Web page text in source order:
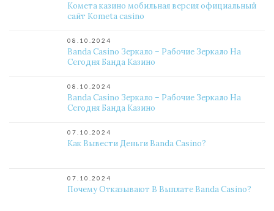
Комета казино мобильная версия официальный
сайт Kometa casino
08.10.2024
Banda Casino Зеркало – Рабочие Зеркало На
Сегодня Банда Казино
08.10.2024
Banda Casino Зеркало – Рабочие Зеркало На
Сегодня Банда Казино
07.10.2024
Как Вывести Деньги Banda Casino?
07.10.2024
Почему Отказывают В Выплате Banda Casino?